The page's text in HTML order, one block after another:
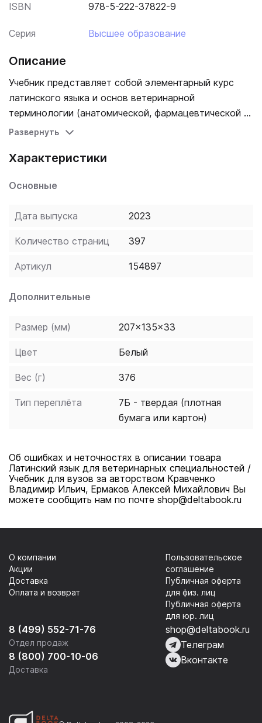
ISBN 978-5-222-37822-9
Серия Высшее образование
Описание
Учебник представляет собой элементарный курс
латинского языка и основ ветеринарной
терминологии (анатомической, фармацевтической и
клинической). Изложены основные правила
Приведены частотные отрезки в наименованиях
упражнения, каждый раздел завершается
Соответствует Федеральному государственному
образовательному стандарту высшего образования
последнего поколения для специальности 36.05.01
Ветеринария.
Развернуть
Характеристики
Основные
Дата выпуска 2023
Количество страниц 397
Артикул 154897
Дополнительные
Размер (мм) 207x135x33
Цвет Белый
Вес (г) 376
Тип переплёта
7Б - твердая (плотная
бумага или картон)
Об ошибках и неточностях в описании товара
Латинский язык для ветеринарных специальностей /
Учебник для вузов за авторством Кравченко
Владимир Ильич, Ермаков Алексей Михайлович Вы
можете сообщить нам по почте shop@deltabook.ru
8 (499) 552-71-76
Отдел продаж
8 (800) 700-10-06
Доставка
О компании
Акции
Доставка
Оплата и возврат
Пользовательское
соглашение
Публичная оферта
для физ. лиц
Публичная оферта
для юр. лиц
shop@deltabook.ru
Телеграм
Вконтакте